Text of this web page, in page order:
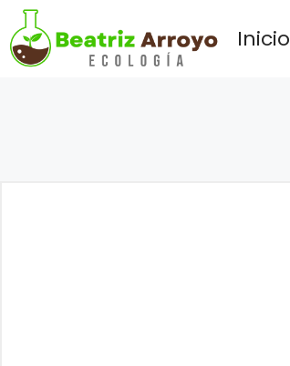
Saltar
al
contenido
Inicio